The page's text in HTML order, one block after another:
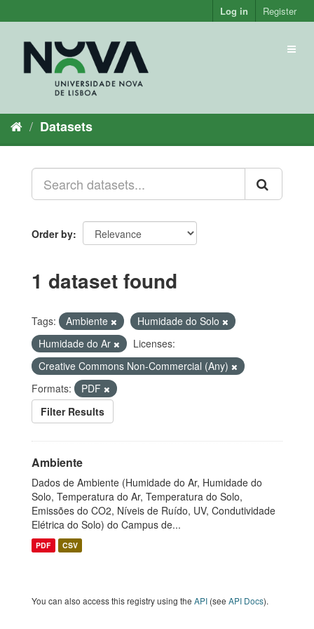
to
Log in Register
Datasets
Order by
1 dataset found
Tags: Ambiente
Humidade do Solo
Humidade do Ar
Licenses:
Creative Commons Non-Commercial (Any)
Formats:
PDF
Filter Results
Ambiente
Dados de Ambiente (Humidade do Ar, Humidade do
Solo, Temperatura do Ar, Temperatura do Solo,
Emissões do CO2, Níveis de Ruído, UV, Condutividade
Elétrica do Solo) do Campus de...
PDF CSV
You can also access this registry using the API (see API Docs).